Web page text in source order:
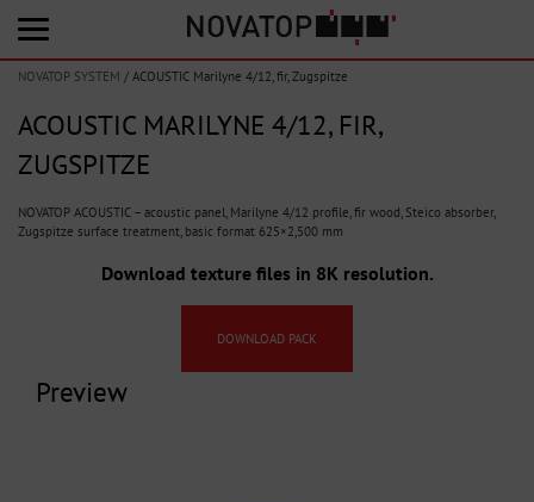
NOVATOP SYSTEM / ACOUSTIC Marilyne 4/12, fir, Zugspitze
ACOUSTIC MARILYNE 4/12, FIR,
ZUGSPITZE
NOVATOP ACOUSTIC – acoustic panel, Marilyne 4/12 profile, fir wood, Steico absorber,
Zugspitze surface treatment, basic format 625×2,500 mm
Download texture files in 8K resolution.
DOWNLOAD PACK
Preview